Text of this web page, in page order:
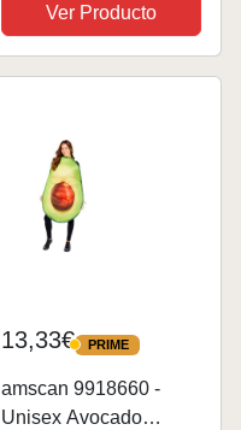
Ver Producto
13,33€ PRIME
PRIME
amscan 9918660 -
Unisex Avocado